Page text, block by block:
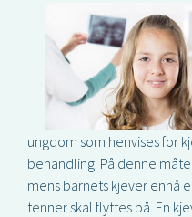
ungdom som henvises for
behandling. På denne
mens barnets kjever ennå
tenner skal flyttes på. En